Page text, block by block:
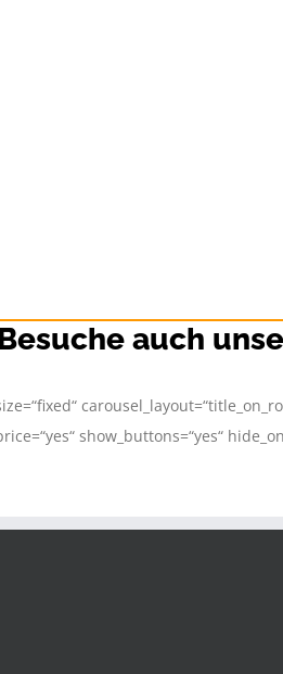
auch
show_buttons=“yes“